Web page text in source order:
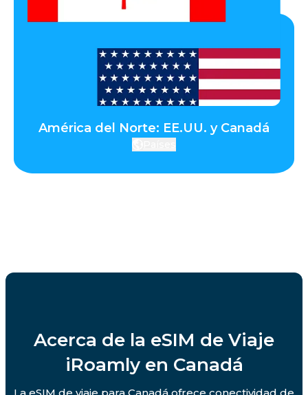
América del Norte: EE.UU. y Canadá
Acerca de la eSIM de Viaje
iRoamly en Canadá